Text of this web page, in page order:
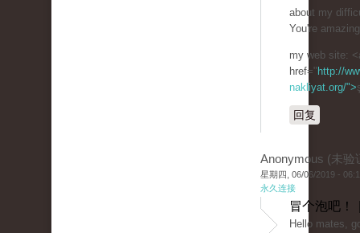
about my
You're
my web site:
href=" http://
nakliyat.org/">
回复
Anonymous (未验
星期四, 06/06/2019 -
永久连接
冒个泡吧！
Hello mates,